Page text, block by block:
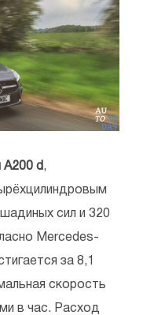
A200 d ,
сил и 320
Mercedes-
за 8,1
скорость
в час. Расход